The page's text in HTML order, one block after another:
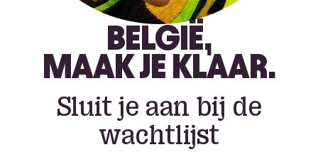
BELGIË,
MAAK JE KLAAR.
Sluit je aan bij de
wachtlijst